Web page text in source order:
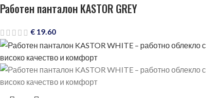
Работен панталон KASTOR GREY
€ 19.60